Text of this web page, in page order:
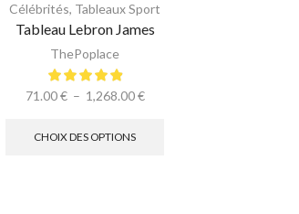
Célébrités, Tableaux Sport
Tableau Lebron James
ThePoplace
71.00€ – 1,268.00€
CHOIX DES OPTIONS